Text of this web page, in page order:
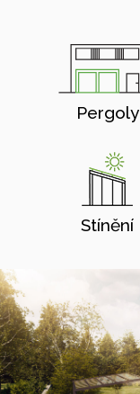
Pergoly
Stínění